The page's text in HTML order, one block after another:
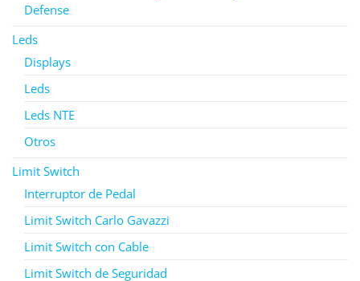
Defense
Leds
Displays
Leds
Leds NTE
Otros
Limit Switch
Interruptor de Pedal
Limit Switch Carlo Gavazzi
Limit Switch con Cable
Limit Switch de Seguridad